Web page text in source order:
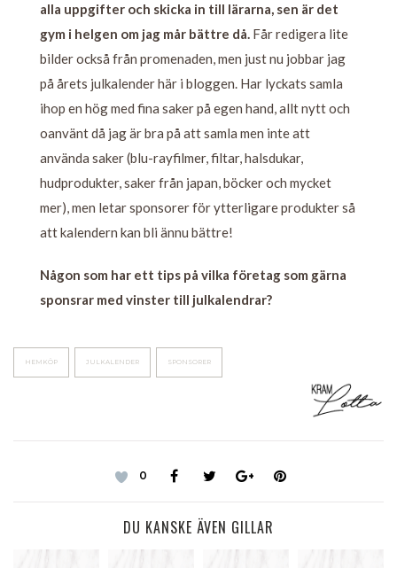
alla uppgifter och skicka in till lärarna, sen är det
gym i helgen om jag mår bättre då. Får redigera lite
bilder också från promenaden, men just nu jobbar jag
på årets julkalender här i bloggen. Har lyckats samla
ihop en hög med fina saker på egen hand, allt nytt och
oanvänt då jag är bra på att samla men inte att
använda saker (blu-rayfilmer, filtar, halsdukar,
hudprodukter, saker från japan, böcker och mycket
mer), men letar sponsorer för ytterligare produkter så
att kalendern kan bli ännu bättre!
Någon som har ett tips på vilka företag som gärna
sponsrar med vinster till julkalendrar?
HEMKÖP JULKALENDER SPONSORER
0
DU KANSKE ÄVEN GILLAR